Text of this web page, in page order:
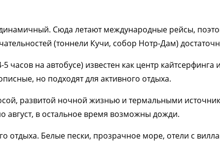
Сюда летают международные рейсы,
(тоннели Кучи, собор Нотр-Дам)
на автобусе) известен как центр кайтсерфинга
но подходят для активного отдыха.
развитой ночной жизнью и термальными
август, в остальное время возможны дожди.
отдыха. Белые пески, прозрачное море, отели с